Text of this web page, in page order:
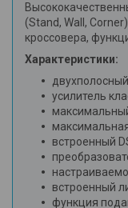
(Stand, Wall,
кроссовера,
Характеристики:
усилитель
встроенный
встроенный
функция